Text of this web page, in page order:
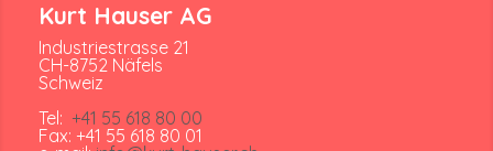
Kurt Hauser AG
Industriestrasse 21
CH-8752 Näfels
Schweiz
Tel: +41 55 618 80 00
Fax: +41 55 618 80 01